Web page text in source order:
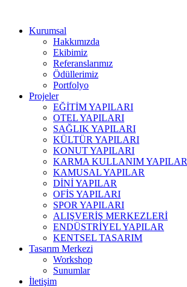
Kurumsal
Hakkımızda
Ekibimiz
Referanslarımız
Ödüllerimiz
Portfolyo
Projeler
EĞİTİM YAPILARI
OTEL YAPILARI
SAĞLIK YAPILARI
KÜLTÜR YAPILARI
KONUT YAPILARI
KARMA KULLANIM YAPILAR
KAMUSAL YAPILAR
DİNİ YAPILAR
OFİS YAPILARI
SPOR YAPILARI
ALIŞVERİŞ MERKEZLERİ
ENDÜSTRİYEL YAPILAR
KENTSEL TASARIM
Tasarım Merkezi
Workshop
Sunumlar
İletişim